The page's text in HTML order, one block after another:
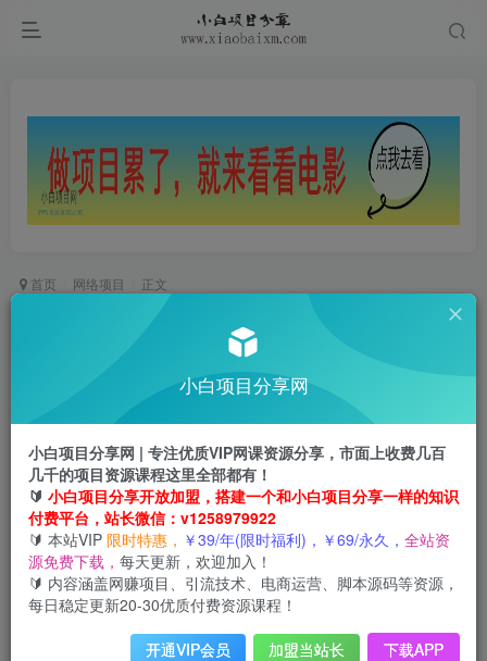
首页 网络项目 正文
出海训练营基础课，​跑通出海全流程，实战案例拆
1年前更新
关注
0 878 44
出海训练营基础课，​跑通出海全流程，实战案例拆解
此内容为会员免费，请付费后查看
云币3 限时特惠
云币 99
年VIP免费 终身VIP会员免费
会员免费 已售 24
小白项目分享网
小白项目分享网 | 专注优质VIP网课资源分享，市面上收费几百
几千的项目资源课程这里全部都有！
🔰 小白项目分享开放加盟，搭建一个和小白项目分享一样的知识
付费平台，站长微信：v1258979922
🔰 本站VIP 限时特惠， ￥39/年(限时福利)，￥69/永久， 全站资
源免费下载， 每天更新，欢迎加入！
🔰 内容涵盖网赚项目、引流技术、电商运营、脚本源码等资源，
每日稳定更新20-30优质付费资源课程！
开通VIP会员 加盟当站长 下载APP